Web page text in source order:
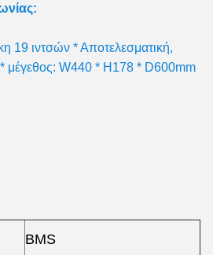
19 ιντσών * Αποτελεσματική,
* μέγεθος: W440 * H178 * D600mm
BMS